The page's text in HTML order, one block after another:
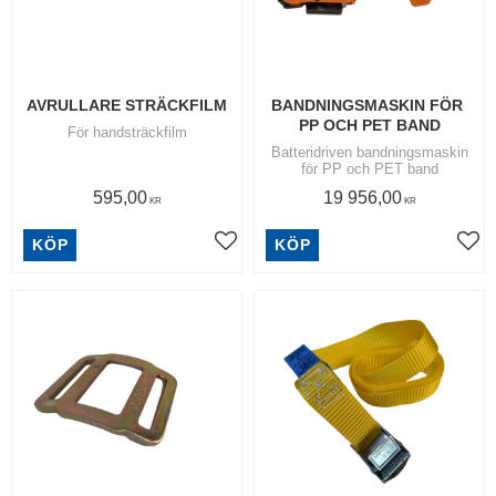
AVRULLARE STRÄCKFILM
För handsträckfilm
595,00KR
Lägg till i favoriter
KÖP
BANDNINGSMASKIN FÖR
PP OCH PET BAND
Batteridriven bandningsmaskin
för PP och PET band
19 956,00KR
KÖP